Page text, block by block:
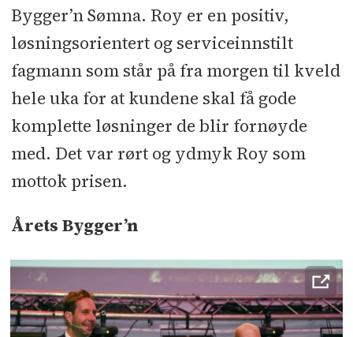
Bygger’n Sømna. Roy er en positiv,
løsningsorientert og serviceinnstilt
fagmann som står på fra morgen til kveld
hele uka for at kundene skal få gode
komplette løsninger de blir fornøyde
med. Det var rørt og ydmyk Roy som
mottok prisen.
Årets Bygger’n